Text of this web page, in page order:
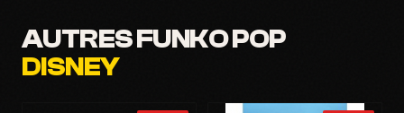
AUTRES FUNKO POP
DISNEY